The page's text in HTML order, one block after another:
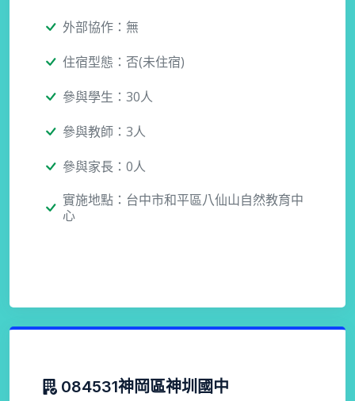
外部協作：無
住宿型態：否(未住宿)
參與學生：30人
參與教師：3人
參與家長：0人
實施地點：台中市和平區八仙山自然教育中
心
084531神岡區神圳國中